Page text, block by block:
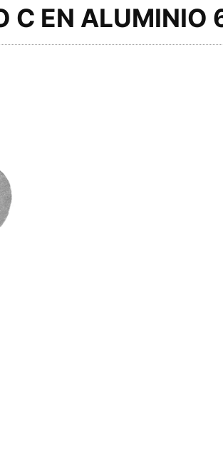
C EN ALUMINIO